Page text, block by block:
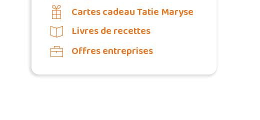
Cartes cadeau Tatie Maryse
Livres de recettes
Offres entreprises